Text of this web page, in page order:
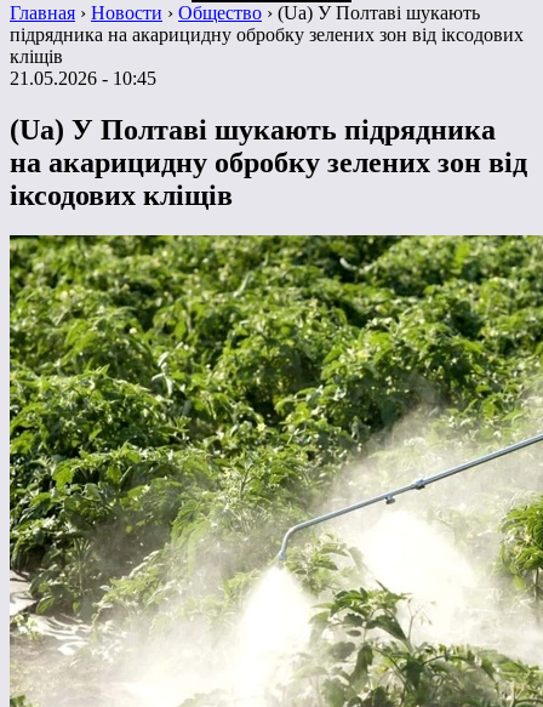
Главная › Новости › Общество › (Ua) У Полтаві шукають
підрядника на акарицидну обробку зелених зон від іксодових
кліщів
21.05.2026 - 10:45
(Ua) У Полтаві шукають підрядника
на акарицидну обробку зелених зон від
іксодових кліщів